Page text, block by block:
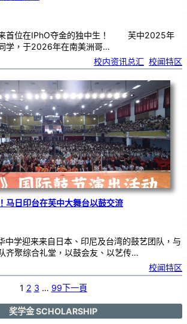
来首位在IPhO夺金的独中生！ 芙中2025年
学，于2026年在南美洲哥…
校内资讯总汇 校闻特区
马日印台在芙中大舞台以鼓交流
中学迎来来自日本、印尼及台湾的鼓艺团队，与
齐聚综合礼堂，以鼓会友、以艺传…
校闻特区
1 2 3 … 99下一頁
奖学金 SCHOLARSHIP